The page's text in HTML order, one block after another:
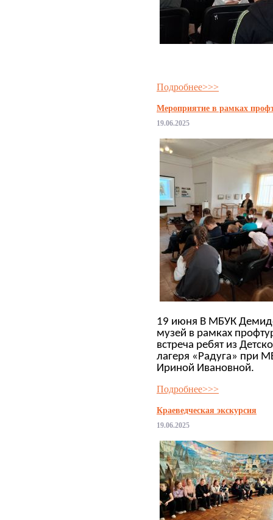
Подробнее>>>
Мероприятие в рамках
19.06.2025
19 июня В МБУК
музей в рамках
встреча ребят из
лагеря «Радуга» при
Ириной Ивановной.
Подробнее>>>
Краеведческая экскурсия
19.06.2025